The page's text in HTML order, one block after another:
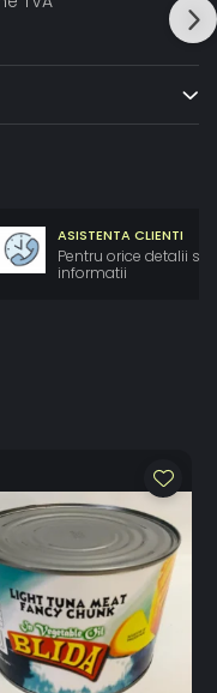
ASISTENTA CLIENTI
Pentru orice detalii si
informatii